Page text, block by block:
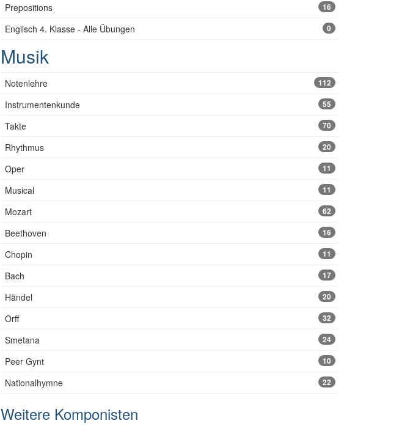
Prepositions 16
Englisch 4. Klasse - Alle Übungen 0
Musik
Notenlehre 112
Instrumentenkunde 55
Takte 70
Rhythmus 20
Oper 11
Musical 11
Mozart 62
Beethoven 16
Chopin 11
Bach 17
Händel 20
Orff 32
Smetana 24
Peer Gynt 10
Nationalhymne 22
Weitere Komponisten